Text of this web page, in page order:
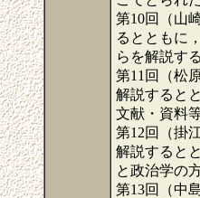
第10回（山
るとともに
らを解説する
第11回（松
解説すると
文献・資料
第12回（掛
解説すると
と政治学の
第13回（中